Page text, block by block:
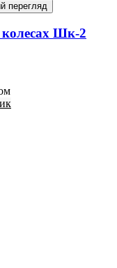
перегляд
Шк-2